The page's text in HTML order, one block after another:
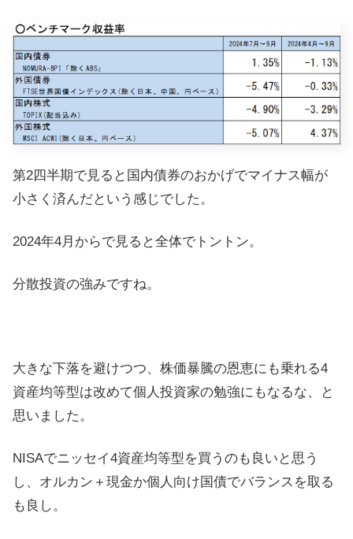
第2四半期で見ると国内債券のおかげでマイナス幅が
小さく済んだという感じでした。
2024年4月からで見ると全体でトントン。
分散投資の強みですね。
大きな下落を避けつつ、株価暴騰の恩恵にも乗れる4
資産均等型は改めて個人投資家の勉強にもなるな、と
思いました。
NISAでニッセイ4資産均等型を買うのも良いと思う
し、オルカン＋現金か個人向け国債でバランスを取る
も良し。